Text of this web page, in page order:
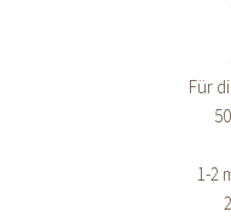
Für
1-2